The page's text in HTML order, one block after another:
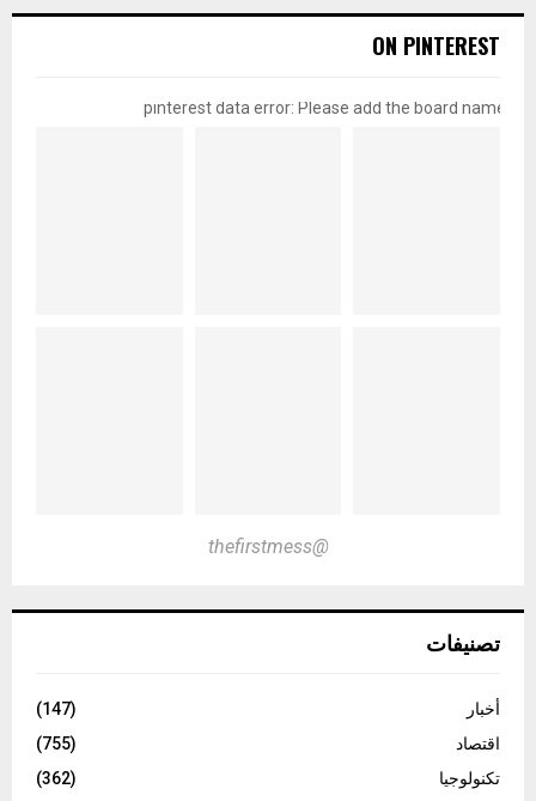
ON PINTEREST
pinterest data error: Please add the board name
@thefirstmess
تصنيفات
أخبار
(147)
اقتصاد
(755)
تكنولوجيا
(362)